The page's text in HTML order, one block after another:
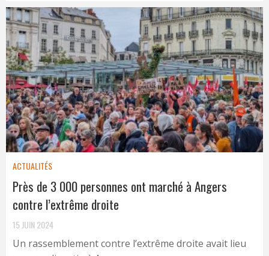
ACTUALITÉS
Près de 3 000 personnes ont marché à Angers
contre l’extrême droite
15 JUIN 2024
Un rassemblement contre l’extrême droite avait lieu